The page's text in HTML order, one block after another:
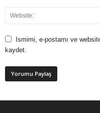
Ismimi, e-postamı ve
kaydet.